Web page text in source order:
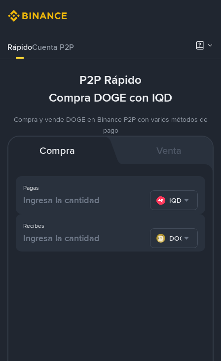
RápidoCuenta P2P
P2P Rápido
Compra DOGE con IQD
Compra y vende DOGE en Binance P2P con varios métodos de
pago
Compra Venta
Pagas
IQD
Recibes
DOGE